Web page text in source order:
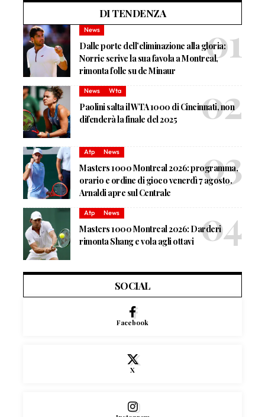
DI TENDENZA
News
Dalle porte dell’eliminazione alla gloria:
Norrie scrive la sua favola a Montreal,
rimonta folle su de Minaur
News Wta
Paolini salta il WTA 1000 di Cincinnati, non
difenderà la finale del 2025
Atp News
Masters 1000 Montreal 2026: programma,
orario e ordine di gioco venerdì 7 agosto.
Arnaldi apre sul Centrale
Atp News
Masters 1000 Montreal 2026: Darderi
rimonta Shang e vola agli ottavi
SOCIAL
Facebook
X